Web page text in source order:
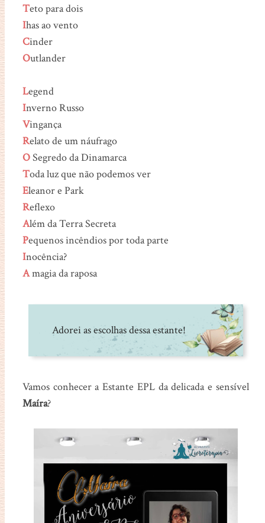
Teto para dois
Ihas ao vento
Cinder
Outlander
Legend
Inverno Russo
Vingança
Relato de um náufrago
OSegredo da Dinamarca
Toda luz que não podemos ver
Eleanor e Park
Reflexo
Além da Terra Secreta
Pequenos incêndios por toda parte
Inocência?
Amagia da raposa
Adorei as escolhas dessa estante!
Vamos conhecer a Estante EPL da delicada e sensível
Maíra?